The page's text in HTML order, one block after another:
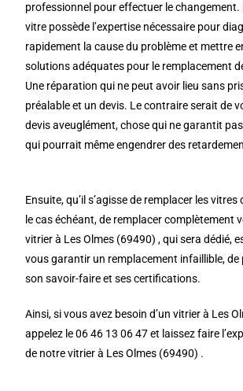
professionnel pour effectuer le changement.
vitre possède l’expertise nécessaire pour
rapidement la cause du problème et mettre
solutions adéquates pour le remplacement
Une réparation qui ne peut avoir lieu sans
préalable et un devis. Le contraire serait de
devis aveuglément, chose qui ne garantit
qui pourrait même engendrer des
Ensuite, qu’il s’agisse de remplacer les
le cas échéant, de remplacer complètement
vitrier à Les Olmes (69490) , qui sera dédié,
vous garantir un remplacement infaillible, de
son savoir-faire et ses certifications.
Ainsi, si vous avez besoin d’un vitrier à Les
appelez le 06 46 13 06 47 et laissez faire
de notre vitrier à Les Olmes (69490) .